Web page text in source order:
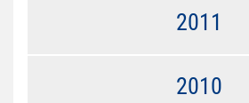
2011
2010